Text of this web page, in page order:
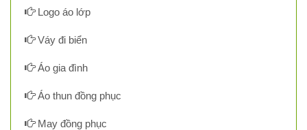
Logo áo lớp
Váy đi biển
Áo gia đình
Áo thun đồng phục
May đồng phục